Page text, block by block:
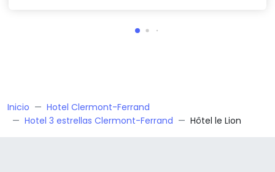
Inicio
Hotel Clermont-Ferrand
Hotel 3 estrellas Clermont-Ferrand
Hôtel le Lion